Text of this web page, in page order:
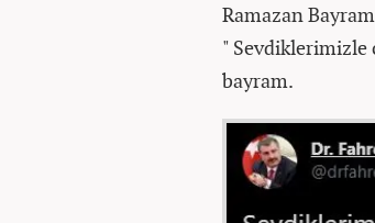
Ramazan
" Sevdiklerimizle
bayram.